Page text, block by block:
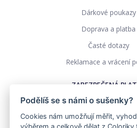
Dárkové poukazy
Doprava a platba
Časté dotazy
Reklamace a vrácení
ZABEZPEČENÁ
Podělíš se s námi o sušenky?
Cookies nám umožňují měřit,
výběrem a celkově dělat z Coloriky